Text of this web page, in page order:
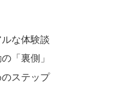
な体験談
「裏側」
ステップ